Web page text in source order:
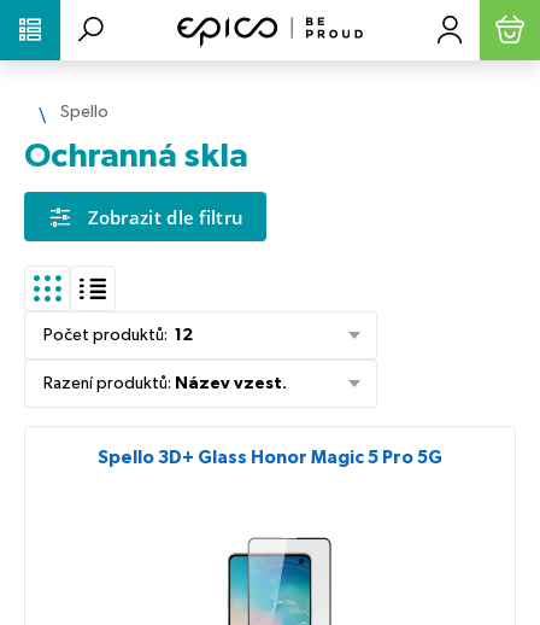
Spello
Ochranná skla
Zobrazit dle filtru
Počet produktů: 12
Řazení produktů: Název vzest.
Spello 3D+ Glass Honor Magic 5 Pro 5G